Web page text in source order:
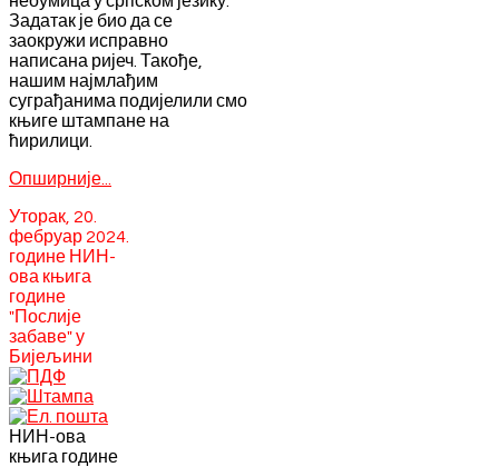
Задатак је био да се
заокружи исправно
написана ријеч. Такође,
нашим најмлађим
суграђанима подијелили смо
књиге штампане на
ћирилици.
Опширније...
Уторак, 20.
фебруар 2024.
године НИН-
ова књига
године
"Послије
забаве" у
Бијељини
НИН-ова
књига године